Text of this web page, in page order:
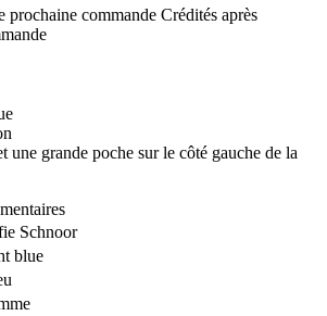
prochaine commande Crédités après
une grande poche sur le côté gauche de la
Schnoor
blue